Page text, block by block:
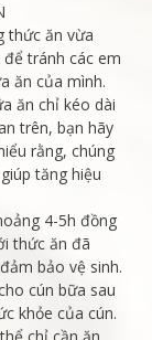
thức ăn vừa
tránh các em
ăn của mình.
ăn chỉ kéo dài
trên, bạn hãy
rằng, chúng
tăng hiệu
4-5h đồng
thức ăn đã
bảo vệ sinh.
cún bữa sau
khỏe của cún.